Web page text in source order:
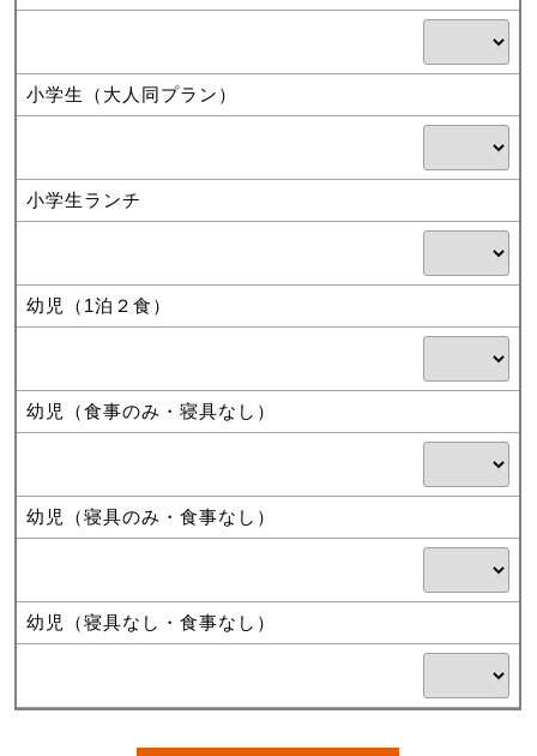
小学生（大人同プラン）
小学生ランチ
幼児（1泊２食）
幼児（食事のみ・寝具なし）
幼児（寝具のみ・食事なし）
幼児（寝具なし・食事なし）